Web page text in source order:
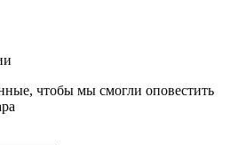
чтобы мы смогли оповестить